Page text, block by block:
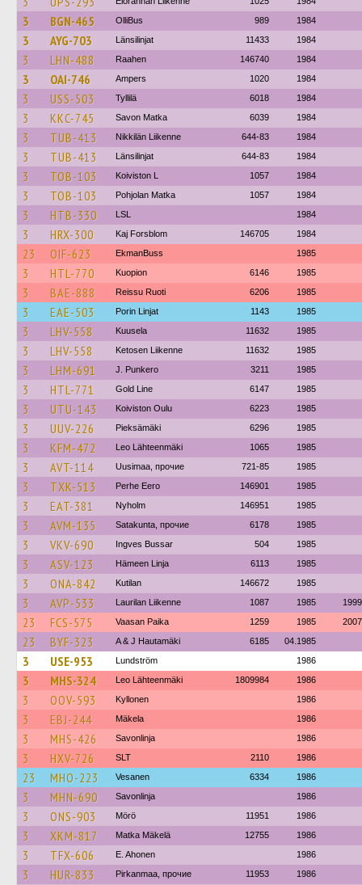
3 BGN-465 OlliBus 989 1984
3 AYG-703 Länsilinjat 11433 1984
3 LHN-488 Raahen 146740 1984
3 OAI-746 Ampers 1020 1984
3 USS-503 Tyllilä 6018 1984
3 KKC-745 Savon Matka 6039 1984
3 TUB-413 Nikkilän Liikenne 644-83 1984
3 TUB-413 Länsilinjat 644-83 1984
3 TOB-103 Koiviston L 1057 1984
3 TOB-103 Pohjolan Matka 1057 1984
3 HTB-330 LSL 1984
3 HRX-300 Kaj Forsblom 146705 1984
23 OIF-623 EkmanBuss 1985
3 HTL-770 Kuopion 6146 1985
3 BAE-888 Reissu Ruoti 6206 1985
3 EAE-503 Porin Linjat 1143 1985
3 LHV-558 Kuusela 11632 1985
3 LHV-558 Ketosen Liikenne 11632 1985
3 LHM-691 J. Punkero 3211 1985
3 HTL-771 Gold Line 6147 1985
3 UTU-143 Koiviston Oulu 6223 1985
3 UUV-226 Pieksämäki 6296 1985
3 KFM-472 Leo Lähteenmäki 1065 1985
3 AVT-114 Uusimaa, прочие 721-85 1985
3 TXK-513 Perhe Eero 146901 1985
3 EAT-381 Nyholm 146951 1985
3 AVM-135 Satakunta, прочие 6178 1985
3 VKV-690 Ingves Bussar 504 1985
3 ASV-123 Hämeen Linja 6113 1985
3 ONA-842 Kutilan 146672 1985
3 AVP-533 Laurilan Liikenne 1087 1985 1999
23 FCS-575 Vaasan Paika 1259 1985 2007
23 BYF-323 A & J Hautamäki 6185 04.1985
3 USE-953 Lundström 1986
3 MHS-324 Leo Lähteenmäki 1809984 1986
3 OOV-593 Kyllonen 1986
3 EBJ-244 Mäkela 1986
3 MHS-426 Savonlinja 1986
3 HXV-726 SLT 2110 1986
23 MHO-223 Vesanen 6334 1986
3 MHN-690 Savonlinja 1986
3 ONS-903 Mörö 11951 1986
3 XKM-817 Matka Mäkelä 12755 1986
3 TFX-606 E. Ahonen 1986
3 HUR-833 Pirkanmaa, прочие 11953 1986